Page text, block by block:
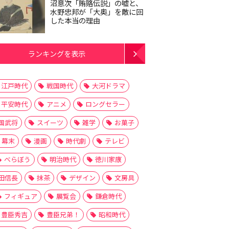
沼意次「賄賂伝説」の嘘と、
水野忠邦が「大奥」を敵に回
した本当の理由
ランキングを表示
江戸時代 戦国時代
大河ドラマ
平安時代
アニメ
ロングセラー
武将
スイーツ 雑学
お菓子
幕末
漫画 時代劇
テレビ
べらぼう
明治時代
徳川家康
信長
抹茶 デザイン
文房具
フィギュア
展覧会
鎌倉時代
豊臣秀吉
豊臣兄弟！
昭和時代